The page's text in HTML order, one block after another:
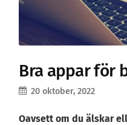
Bra appar för
20 oktober, 2022
Oavsett om du älskar